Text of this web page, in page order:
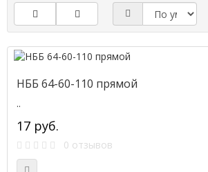
НББ 64-60-110 прямой
..
17 руб.
0 отзывов